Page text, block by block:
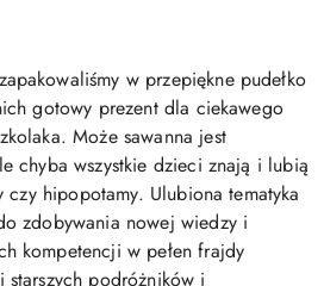
w przepiękne pudełko
gotowy prezent dla ciekawego
Może sawanna jest
chyba wszystkie dzieci znają i lubią
czy hipopotamy. Ulubiona tematyka
zdobywania nowej wiedzy i
kompetencji w pełen frajdy
starszych podróżników i